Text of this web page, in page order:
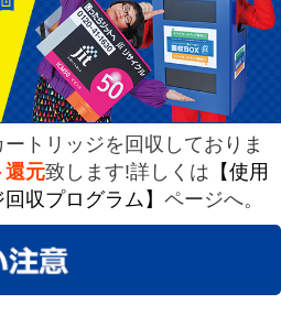
トリッジを回収しておりま
還元致します!詳しくは 【使用
収プログラム】 ページへ。